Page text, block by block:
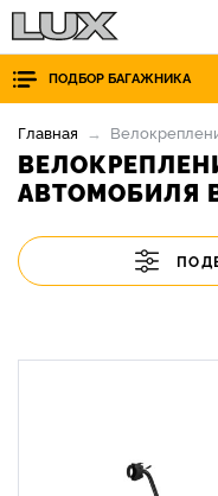
ПОДБОР БАГАЖНИКА
Главная
АВТОМОБИЛЯ